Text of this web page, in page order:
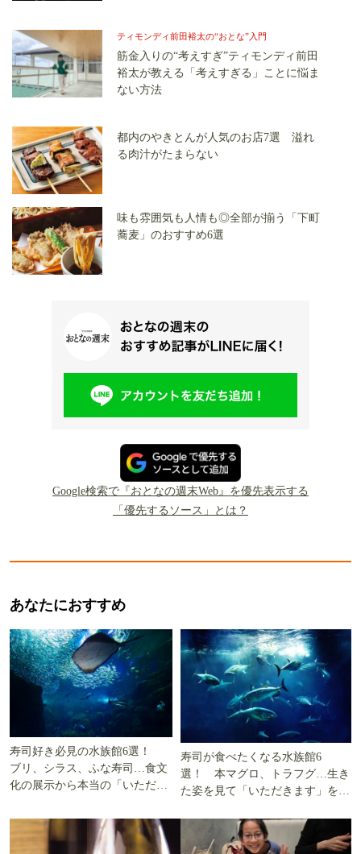
ティモンディ前田裕太の“おとな”入門
筋金入りの“考えすぎ”ティモンディ前田
裕太が教える「考えすぎる」ことに悩ま
ない方法
都内のやきとんが人気のお店7選 溢れ
る肉汁がたまらない
味も雰囲気も人情も◎全部が揃う「下町
蕎麦」のおすすめ6選
Google検索で『おとなの週末Web』を優先表示する
「優先するソース」とは？
あなたにおすすめ
寿司好き必見の水族館6選！
ブリ、シラス、ふな寿司…食文
化の展示から本当の「いただき
寿司が食べたくなる水族館6
選！ 本マグロ、トラフグ…生き
た姿を見て「いただきます」を考